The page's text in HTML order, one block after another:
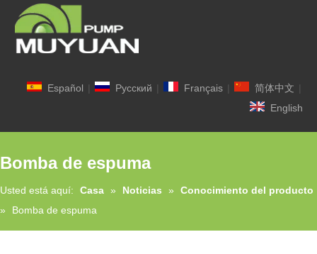
Español | Pусский | Français | 简体中文 |
English
Bomba de espuma
Usted está aquí: Casa » Noticias »
Conocimiento del producto
»
Bomba de espuma